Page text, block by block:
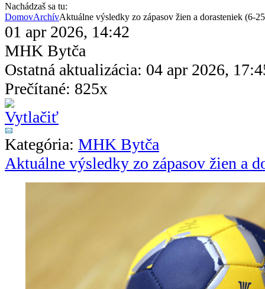
Nachádzaš sa tu:
DomovArchívAktuálne výsledky zo zápasov žien a dorasteniek (6-
01 apr 2026, 14:42
MHK Bytča
Ostatná aktualizácia: 04 apr 2026,
Prečítané: 825x
Kategória: MHK Bytča
Aktuálne výsledky zo zápasov žien a